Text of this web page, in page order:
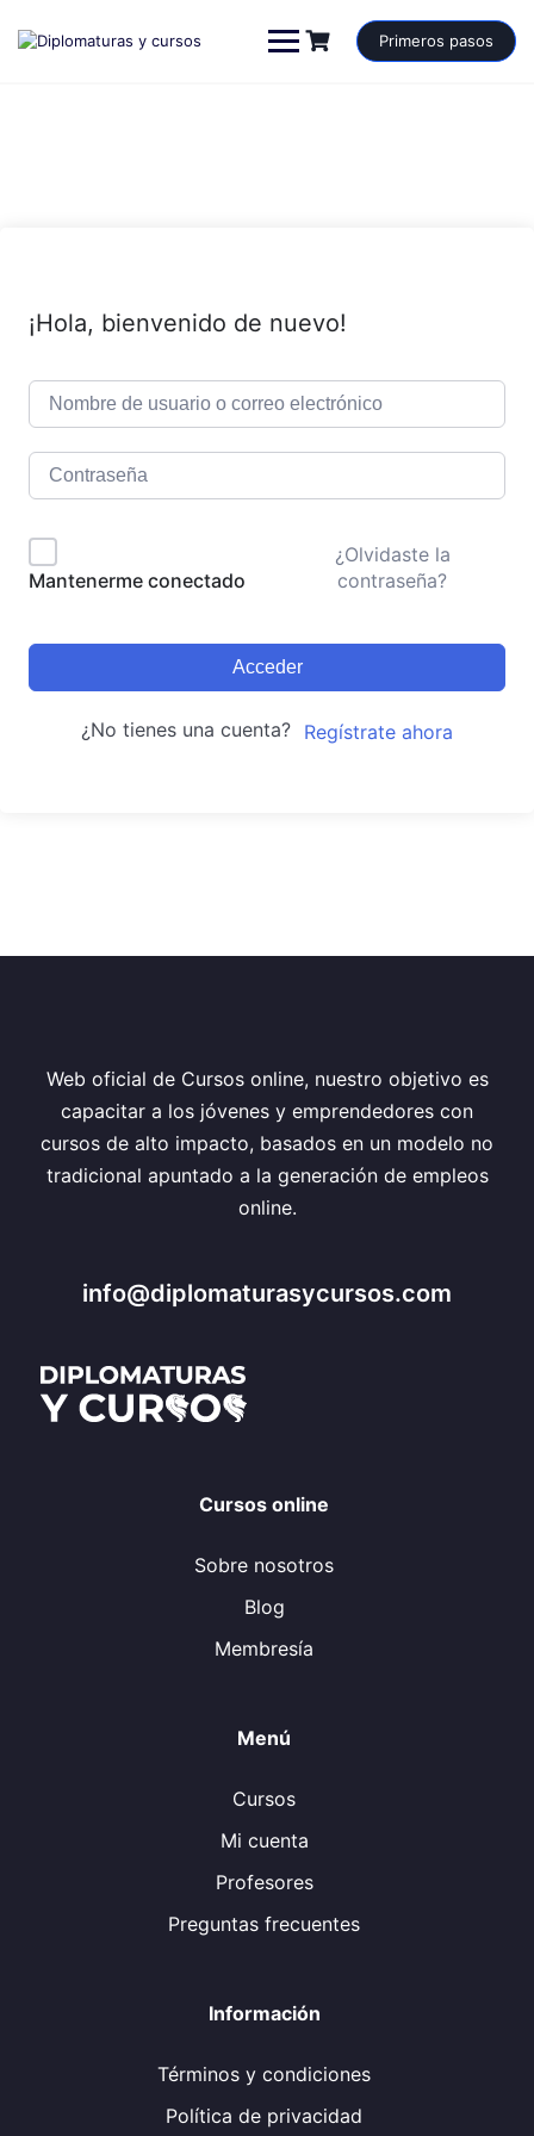
contenido
Primeros pasos
¡Hola, bienvenido de nuevo!
Mantenerme conectado
¿Olvidaste la
contraseña?
Acceder
¿No tienes una cuenta? Regístrate ahora
Web oficial de Cursos online, nuestro objetivo es
capacitar a los jóvenes y emprendedores con
cursos de alto impacto, basados en un modelo no
tradicional apuntado a la generación de empleos
online.
info@diplomaturasycursos.com
Cursos online
Sobre nosotros
Blog
Membresía
Menú
Cursos
Mi cuenta
Profesores
Preguntas frecuentes
Información
Términos y condiciones
Política de privacidad